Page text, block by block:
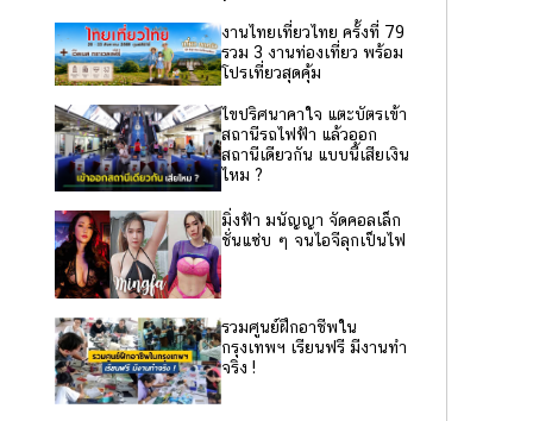
งานไทยเที่ยวไทย ครั้งที่ 79
รวม 3 งานท่องเที่ยว พร้อม
โปรเที่ยวสุดคุ้ม
ไขปริศนาคาใจ แตะบัตรเข้า
สถานีรถไฟฟ้า แล้วออก
สถานีเดียวกัน แบบนี้เสียเงิน
ไหม ?
มิ่งฟ้า มนัญญา จัดคอลเล็ก
ชั่นแซ่บ ๆ จนไอจีลุกเป็นไฟ
รวมศูนย์ฝึกอาชีพใน
กรุงเทพฯ เรียนฟรี มีงานทำ
จริง !